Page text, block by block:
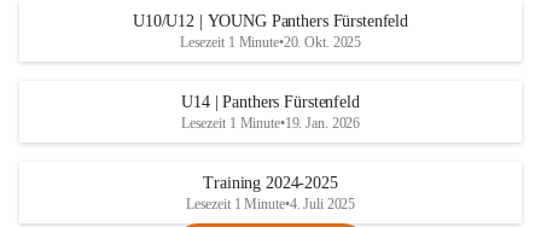
U10/U12 | YOUNG Panthers Fürstenfeld
Lesezeit 1 Minute•20. Okt. 2025
U14 | Panthers Fürstenfeld
Lesezeit 1 Minute•19. Jan. 2026
Training 2024-2025
Lesezeit 1 Minute•4. Juli 2025